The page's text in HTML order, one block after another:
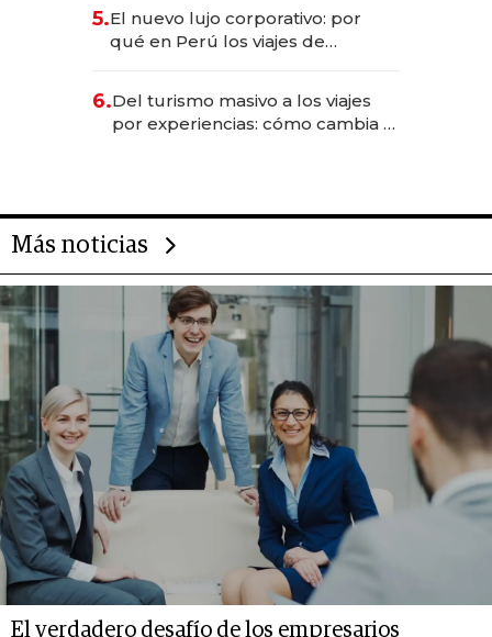
Fénix
5.El nuevo lujo corporativo: por
qué en Perú los viajes de
transformadoras
6.Del turismo masivo a los viajes
por experiencias: cómo cambia el
Más noticias
El verdadero desafío de los empresarios